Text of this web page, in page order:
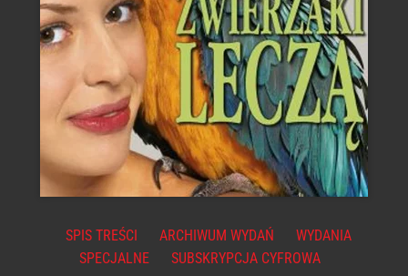
SPIS TREŚCI ARCHIWUM WYDAŃ
WYDANIA
SPECJALNE
SUBSKRYPCJA CYFROWA